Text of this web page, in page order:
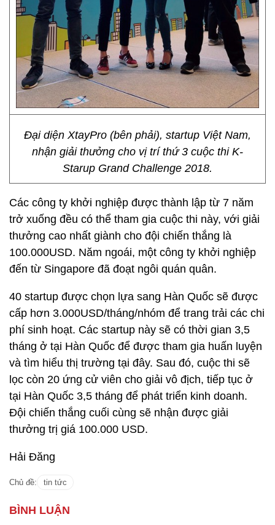
Đại diện XtayPro (bên phải), startup Việt Nam,
nhận giải thưởng cho vị trí thứ 3 cuộc thi K-
Starup Grand Challenge 2018.
Các công ty khởi nghiệp được thành lập từ 7 năm
trở xuống đều có thể tham gia cuộc thi này, với giải
thưởng cao nhất giành cho đội chiến thắng là
100.000USD. Năm ngoái, một công ty khởi nghiệp
đến từ Singapore đã đoạt ngôi quán quân.
40 startup được chọn lựa sang Hàn Quốc sẽ được
cấp hơn 3.000USD/tháng/nhóm để trang trải các chi
phí sinh hoạt. Các startup này sẽ có thời gian 3,5
tháng ở tại Hàn Quốc để được tham gia huấn luyện
và tìm hiểu thị trường tại đây. Sau đó, cuộc thi sẽ
lọc còn 20 ứng cử viên cho giải vô địch, tiếp tục ở
tại Hàn Quốc 3,5 tháng để phát triển kinh doanh.
Đội chiến thắng cuối cùng sẽ nhận được giải
thưởng trị giá 100.000 USD.
Hải Đăng
Chủ đề: tin tức